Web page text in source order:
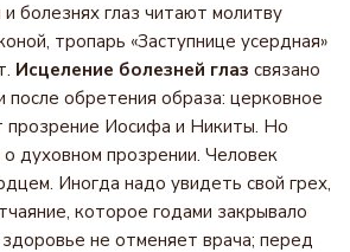
болезнях глаз читают молитву
тропарь «Заступнице усердная»
Исцеление болезней глаз связано
после обретения образа: церковное
прозрение Иосифа и Никиты. Но
духовном прозрении. Человек
Иногда надо увидеть свой грех,
которое годами закрывало
не отменяет врача; перед